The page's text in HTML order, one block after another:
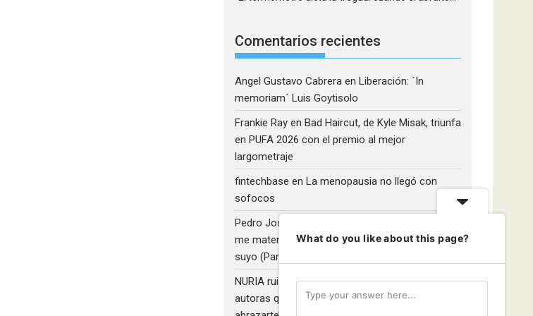
Comentarios recientes
Angel Gustavo Cabrera en Liberación: ´In
memoriam´ Luis Goytisolo
Frankie Ray en Bad Haircut, de Kyle Misak, triunfa
en PUFA 2026 con el premio al mejor
largometraje
fintechbase en La menopausia no llegó con
sofocos
Pedro José Camacho Barrios
me maten!»: El Rulfo que el cine venezolano hizo
suyo (Parte 2)
NURIA ruiz fernandezenLibros que nadie lee y
autoras que no hacen ruido: Redescubriendo ‘Y
What do you like about this page?